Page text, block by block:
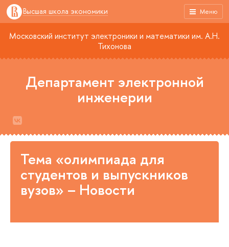
Меню
Высшая школа экономики
Московский институт электроники и математики им. А.Н.
Тихонова
Департамент электронной
инженерии
Тема «олимпиада для
студентов и выпускников
вузов» – Новости